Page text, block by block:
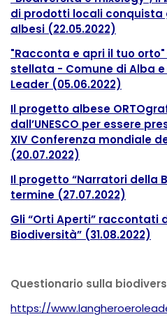
di prodotti locali
albesi (22.05.2022)
"Racconta e apri il tuo
stellata - Comune di Alba e
Leader (05.06.2022)
Il progetto albese
dall’UNESCO per essere
XIV Conferenza mondiale
(20.07.2022)
Il progetto “Narratori della
termine (27.07.2022)
Gli “Orti Aperti” raccontati
Biodiversità” (31.08.2022)
Questionario sulla
https://